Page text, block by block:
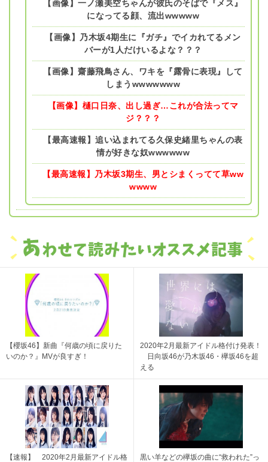
【画像】一ノ瀬美空ちゃんが彼氏のそばで『メス』
になってる顔、流出wwwww
【画像】乃木坂4期生に『ガチ』でイカれてるメン
バーが1人だけいるよな？？？
【画像】齋藤飛鳥さん、ワキを『露骨に表現』して
しまうwwwwwww
【画像】樋口日奈、出し過ぎ…これが合法ってマ
ジ？？？
【最高速報】追い込まれてる久保史緒里ちゃんの表
情が好きな奴wwwwww
【最高速報】乃木坂3期生、男とシまくってて草ww
wwww
【櫻坂46】新曲『何歳の頃に戻りた
いのか？』MVが良すぎ！
2020年2月最新アイドル格付け発表！
日向坂46が乃木坂46・欅坂46を超
える
【速報】 2020年2月最新アイドル格
黒い羊などの欅坂の曲に“救われた”っ